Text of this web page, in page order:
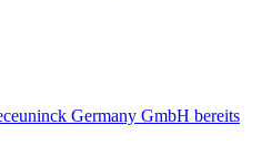
Germany GmbH bereits